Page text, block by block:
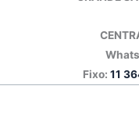
Fixo: 11